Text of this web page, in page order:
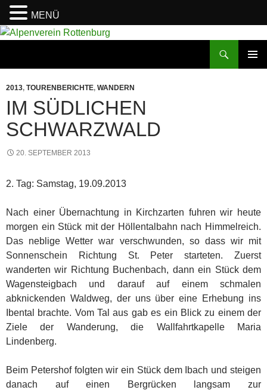
Zum
2013, TOURENBERICHTE, WANDERN
IM SÜDLICHEN
SCHWARZWALD
20. SEPTEMBER 2013
2. Tag: Samstag, 19.09.2013
Nach einer Übernachtung in Kirchzarten fuhren wir heute
morgen ein Stück mit der Höllentalbahn nach Himmelreich.
Das neblige Wetter war verschwunden, so dass wir mit
Sonnenschein Richtung St. Peter starteten. Zuerst
wanderten wir Richtung Buchenbach, dann ein Stück dem
Wagensteigbach und darauf auf einem schmalen
abknickenden Waldweg, der uns über eine Erhebung ins
Ibental brachte. Vom Tal aus gab es ein Blick zu einem der
Ziele der Wanderung, die Wallfahrtkapelle Maria
Lindenberg.
Beim Petershof folgten wir ein Stück dem Ibach und steigen
danach auf einen Bergrücken langsam zur
MENÜ